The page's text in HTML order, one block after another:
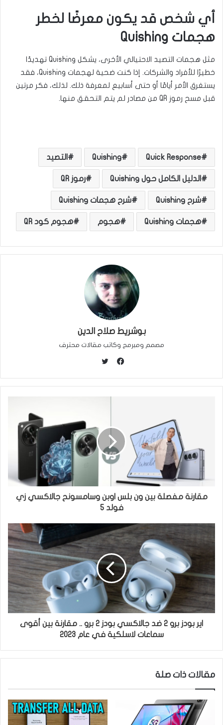
أي شخص قد يكون معرضًا لخطر
هجمات Quishing
مثل هجمات التصيد الاحتيالي الأخرى، يشكل Quishing تهديدًا
خطيرًا للأفراد والشركات. إذا كنت ضحية لهجمات Quishing، فقد
يستغرق الأمر أيامًا أو حتى أسابيع لمعرفة ذلك. لذلك، فكر مرتين
قبل مسح رموز QR من مصادر لم يتم التحقق منها.
Quick Response
Quishing التصيد
الدليل الكامل حول Quishing رموز QR
شرح Quishing شرح هجمات Quishing
هجمات Quishing هجوم هجوم كود QR
بوشريط صلاح الدين
مصمم ومبرمج وكاتب مقالات محترف
ي
ي
مقارنة مفصلة بين ون بلس اوبن وسامسونح جالاكسي زي
فولد 5
اير بودز برو 2 ضد جالاكسي بودز 2 برو .. مقارنة بين أقوى
سماعات لاسلكية في عام 2023
مقالات ذات صلة